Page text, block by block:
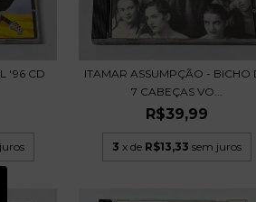
'96 CD
ITAMAR ASSUMPÇÃO - BICHO
7 CABEÇAS VO...
R$39,99
3 x de R$13,33 sem juros